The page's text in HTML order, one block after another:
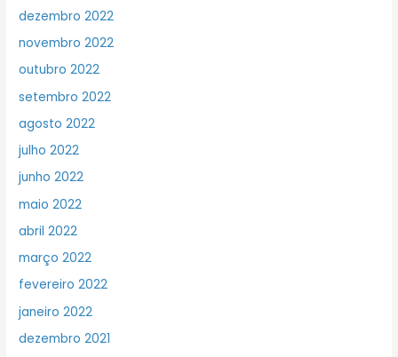
dezembro 2022
novembro 2022
outubro 2022
setembro 2022
agosto 2022
julho 2022
junho 2022
maio 2022
abril 2022
março 2022
fevereiro 2022
janeiro 2022
dezembro 2021